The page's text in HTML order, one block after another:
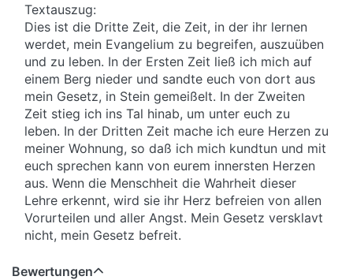
Textauszug:
Dies ist die Dritte Zeit, die Zeit, in der ihr lernen
werdet, mein Evangelium zu begreifen, auszuüben
und zu leben. In der Ersten Zeit ließ ich mich auf
einem Berg nieder und sandte euch von dort aus
mein Gesetz, in Stein gemeißelt. In der Zweiten
Zeit stieg ich ins Tal hinab, um unter euch zu
leben. In der Dritten Zeit mache ich eure Herzen zu
meiner Wohnung, so daß ich mich kundtun und mit
euch sprechen kann von eurem innersten Herzen
aus. Wenn die Menschheit die Wahrheit dieser
Lehre erkennt, wird sie ihr Herz befreien von allen
Vorurteilen und aller Angst. Mein Gesetz versklavt
nicht, mein Gesetz befreit.
Bewertungen